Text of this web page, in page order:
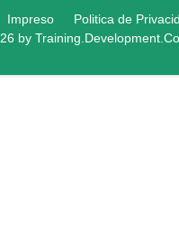
Impreso
Politica de
by